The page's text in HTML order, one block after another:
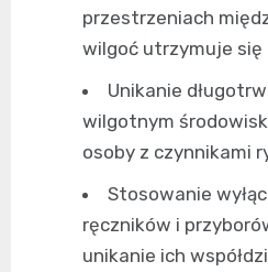
przestrzeniach
wilgoć utrzymuje się
Unikanie
wilgotnym
osoby z czynnikami
Stosowanie
ręczników i
unikanie ich